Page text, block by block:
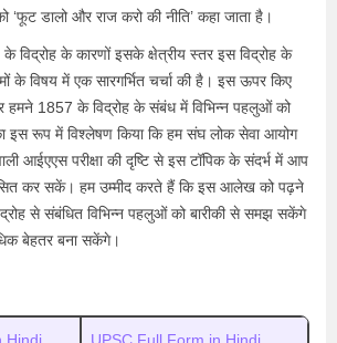
‘फूट डालो और राज करो की नीति’ कहा जाता है।
विद्रोह के कारणों इसके क्षेत्रीय स्तर इस विद्रोह के
के विषय में एक सारगर्भित चर्चा की है। इस ऊपर किए
हमने 1857 के विद्रोह के संबंध में विभिन्न पहलुओं को
इस रूप में विश्लेषण किया कि हम संघ लोक सेवा आयोग
आईएएस परीक्षा की दृष्टि से इस टॉपिक के संदर्भ में आप
कर सकें। हम उम्मीद करते हैं कि इस आलेख को पढ़ने
से संबंधित विभिन्न पहलुओं को बारीकी से समझ सकेंगे
बेहतर बना सकेंगे।
Hindi UPSC Full Form in Hindi